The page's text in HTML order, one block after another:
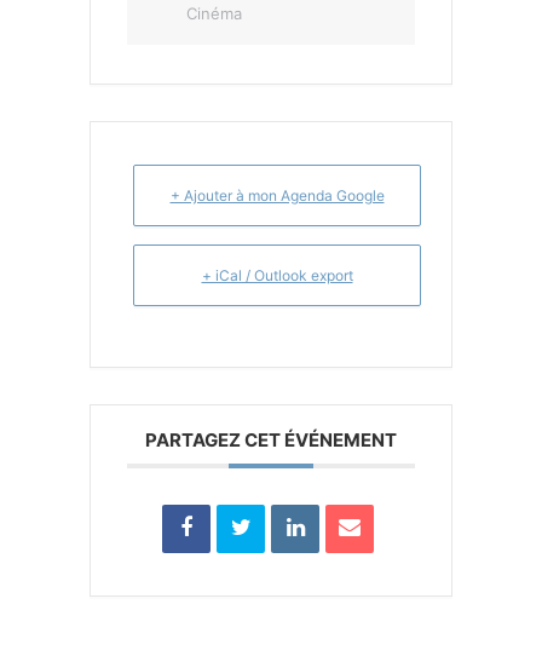
Cinéma
+ Ajouter à mon Agenda Google
+ iCal / Outlook export
PARTAGEZ CET ÉVÉNEMENT